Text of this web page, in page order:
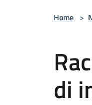
Home >
di